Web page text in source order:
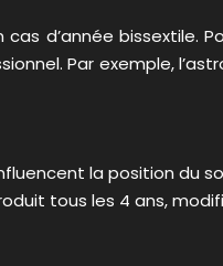
d’année bissextile.
Par exemple,
la position du
tous les 4 ans,